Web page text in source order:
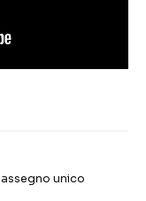
assegno unico